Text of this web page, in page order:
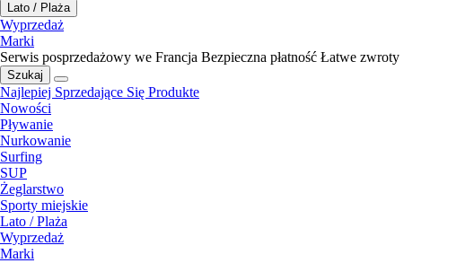
Lato / Plaża
Wyprzedaż
Marki
Serwis posprzedażowy we Francja Bezpieczna płatność Łatwe zwroty
Szukaj
Najlepiej Sprzedające Się Produkte
Nowości
Pływanie
Nurkowanie
Surfing
SUP
Żeglarstwo
Sporty miejskie
Lato / Plaża
Wyprzedaż
Marki